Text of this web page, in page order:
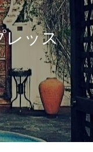
レッス